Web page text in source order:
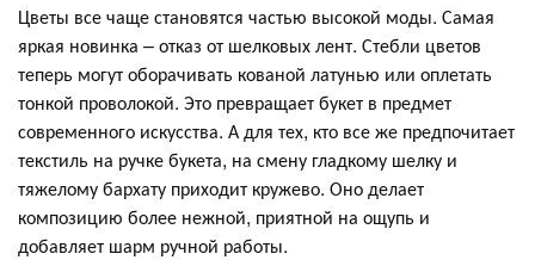
Цветы все чаще становятся частью высокой моды. Самая
яркая новинка – отказ от шелковых лент. Стебли цветов
теперь могут оборачивать кованой латунью или оплетать
тонкой проволокой. Это превращает букет в предмет
современного искусства. А для тех, кто все же предпочитает
текстиль на ручке букета, на смену гладкому шелку и
тяжелому бархату приходит кружево. Оно делает
композицию более нежной, приятной на ощупь и
добавляет шарм ручной работы.